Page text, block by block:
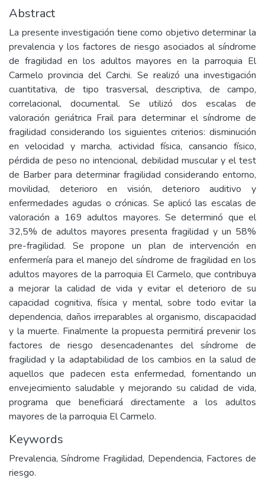
Abstract
La presente investigación tiene como objetivo determinar la
prevalencia y los factores de riesgo asociados al síndrome
de fragilidad en los adultos mayores en la parroquia El
Carmelo provincia del Carchi. Se realizó una investigación
cuantitativa, de tipo trasversal, descriptiva, de campo,
correlacional, documental. Se utilizó dos escalas de
valoración geriátrica Frail para determinar el síndrome de
fragilidad considerando los siguientes criterios: disminución
en velocidad y marcha, actividad física, cansancio físico,
pérdida de peso no intencional, debilidad muscular y el test
de Barber para determinar fragilidad considerando entorno,
movilidad, deterioro en visión, deterioro auditivo y
enfermedades agudas o crónicas. Se aplicó las escalas de
valoración a 169 adultos mayores. Se determinó que el
32,5% de adultos mayores presenta fragilidad y un 58%
pre-fragilidad. Se propone un plan de intervención en
enfermería para el manejo del síndrome de fragilidad en los
adultos mayores de la parroquia El Carmelo, que contribuya
a mejorar la calidad de vida y evitar el deterioro de su
capacidad cognitiva, física y mental, sobre todo evitar la
dependencia, daños irreparables al organismo, discapacidad
y la muerte. Finalmente la propuesta permitirá prevenir los
factores de riesgo desencadenantes del síndrome de
fragilidad y la adaptabilidad de los cambios en la salud de
aquellos que padecen esta enfermedad, fomentando un
envejecimiento saludable y mejorando su calidad de vida,
programa que beneficiará directamente a los adultos
mayores de la parroquia El Carmelo.
Keywords
Prevalencia, Síndrome Fragilidad, Dependencia, Factores de
riesgo.